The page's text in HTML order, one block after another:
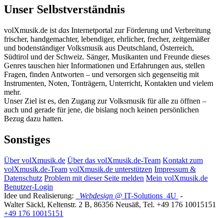
Unser Selbstverständnis
volXmusik.de ist das Internetportal zur Förderung und Verbreitung
frischer, handgemachter, lebendiger, ehrlicher, frecher, zeitgemäßer
und bodenständiger Volksmusik aus Deutschland, Österreich,
Südtirol und der Schweiz. Sänger, Musikanten und Freunde dieses
Genres tauschen hier Informationen und Erfahrungen aus, stellen
Fragen, finden Antworten – und versorgen sich gegenseitig mit
Instrumenten, Noten, Tonträgern, Unterricht, Kontakten und vielem
mehr.
Unser Ziel ist es, den Zugang zur Volksmusik für alle zu öffnen –
auch und gerade für jene, die bislang noch keinen persönlichen
Bezug dazu hatten.
Sonstiges
Über volXmusik.de Über das volXmusik.de-Team Kontakt zum
volXmusik.de-Team volXmusik.de unterstützen Impressum &
Datenschutz Problem mit dieser Seite melden Mein volXmusik.de
Benutzer-Login
Idee und Realisierung:
Webdesign @ IT-Solutions 4U -
Walter Säckl, Keltenstr. 2 B, 86356 Neusäß, Tel. +49 176 10015151
+49 176 10015151